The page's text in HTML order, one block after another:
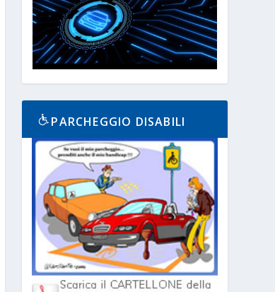
PARCHEGGIO DISABILI